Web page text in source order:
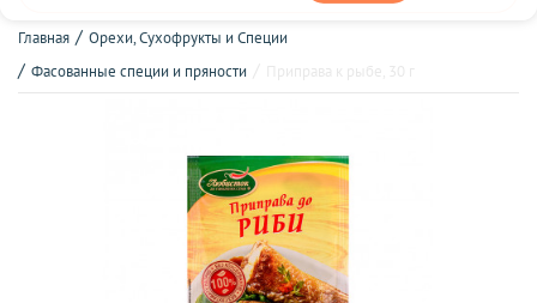
Главная
Орехи, Сухофрукты и Специи
Фасованные специи и пряности